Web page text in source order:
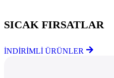
SICAK FIRSATLAR
İNDİRİMLİ ÜRÜNLER